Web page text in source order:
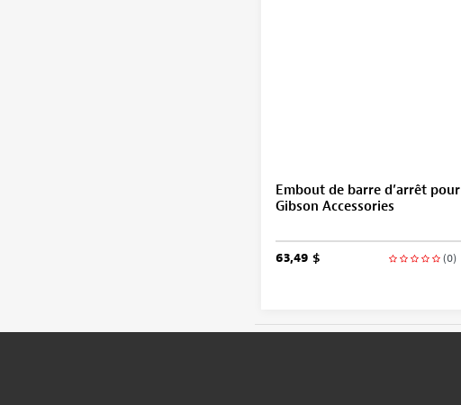
Embout de barre d’arrêt pour
Gibson Accessories
(0)
63,49 $